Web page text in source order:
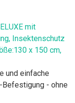
mit
Insektenschutz
x 150 cm,
und einfache
- ohne